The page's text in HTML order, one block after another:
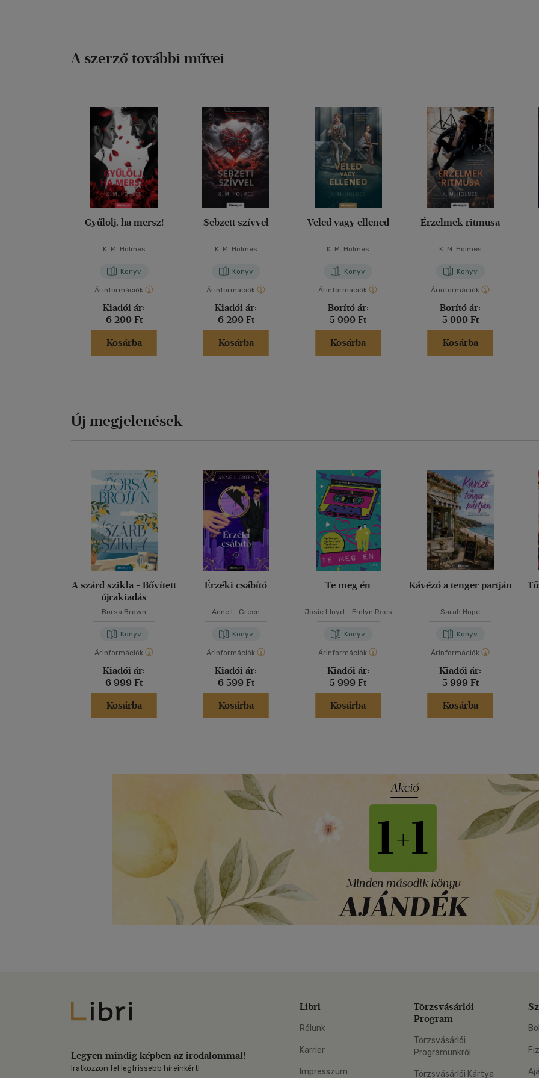
A szerző további művei
Gyűlölj, ha mersz!
K. M. Holmes
Könyv
Árinformációk
Kiadói ár:
6 299 Ft
Kosárba
Sebzett szívvel
K. M. Holmes
Könyv
Árinformációk
Kiadói ár:
6 299 Ft
Kosárba
Veled vagy ellened
K. M. Holmes
Könyv
Árinformációk
Borító ár:
5 999 Ft
Kosárba
Érzelmek ritmusa
K. M. Holmes
Könyv
Árinformációk
Borító ár:
5 999 Ft
Kosárba
Új megjelenések
A szárd szikla - Bővített
újrakiadás
Borsa Brown
Könyv
Árinformációk
Kiadói ár:
6 999 Ft
Kosárba
Érzéki csábító
Anne L. Green
Könyv
Árinformációk
Kiadói ár:
6 599 Ft
Kosárba
Te meg én
Josie Lloyd - Emlyn Rees
Könyv
Árinformációk
Kiadói ár:
5 999 Ft
Kosárba
Kávézó a tenger partján
Sarah Hope
Könyv
Árinformációk
Kiadói ár:
5 999 Ft
Kosárba
Libri
Legyen mindig képben az irodalommal!
Iratkozzon fel legfrissebb híreinkért!
Libri
Rólunk
Karrier
Impresszum
Törzsvásárlói
Program
Törzsvásárlói
Programunkról
Törzsvásárlói Kártya